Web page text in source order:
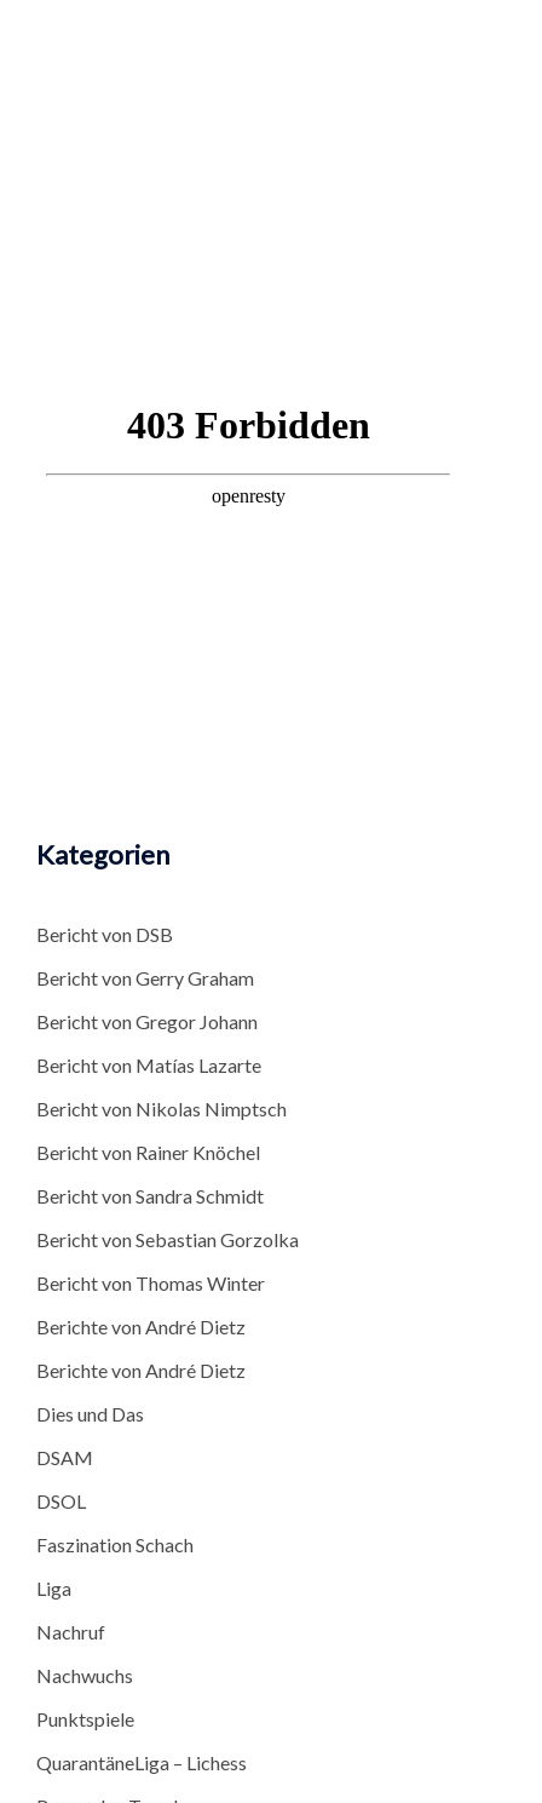
Kategorien
Bericht von DSB
Bericht von Gerry Graham
Bericht von Gregor Johann
Bericht von Matías Lazarte
Bericht von Nikolas Nimptsch
Bericht von Rainer Knöchel
Bericht von Sandra Schmidt
Bericht von Sebastian Gorzolka
Bericht von Thomas Winter
Berichte von André Dietz
Berichte von André Dietz
Dies und Das
DSAM
DSOL
Faszination Schach
Liga
Nachruf
Nachwuchs
Punktspiele
QuarantäneLiga – Lichess